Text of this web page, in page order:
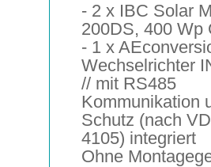
- 2 x IBC Solar
200DS, 400 Wp
- 1 x
Wechselrichter
// mit RS485
Kommunikation
Schutz (nach
4105) integriert
Ohne